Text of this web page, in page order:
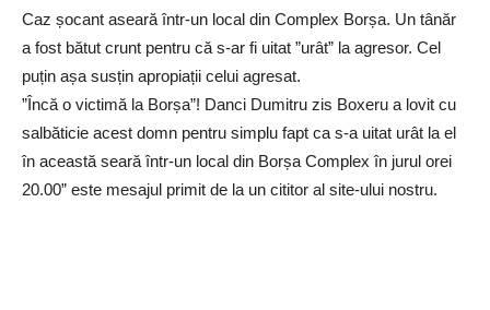
Caz șocant aseară într-un local din Complex Borșa. Un tânăr
a fost bătut crunt pentru că s-ar fi uitat ”urât” la agresor. Cel
puțin așa susțin apropiații celui agresat.
”Încă o victimă la Borșa”! Danci Dumitru zis Boxeru a lovit cu
salbăticie acest domn pentru simplu fapt ca s-a uitat urât la el
în această seară într-un local din Borșa Complex în jurul orei
20.00” este mesajul primit de la un cititor al site-ului nostru.